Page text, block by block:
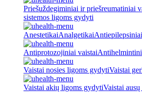
Priešuždegiminiai ir priešreumatiniai
sistemos ligoms gydyti
AnestetikaiAnalgetikai
Antiprotozojiniai vaistai
Vaistai nosies ligoms gydytiVaistai
Vaistai akių ligoms gydytiVaistai